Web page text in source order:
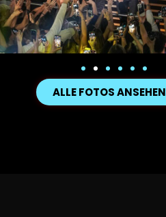
ALLE FOTOS ANSEHEN